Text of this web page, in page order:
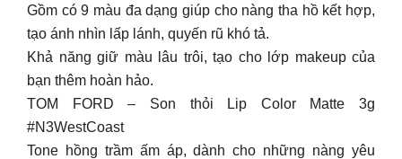
Gồm có 9 màu đa dạng giúp cho nàng tha hồ kết hợp,
tạo ánh nhìn lấp lánh, quyến rũ khó tả.
Khả năng giữ màu lâu trôi, tạo cho lớp makeup của
bạn thêm hoàn hảo.
TOM FORD – Son thỏi Lip Color Matte 3g
#N3WestCoast
Tone hồng trầm ấm áp, dành cho những nàng yêu